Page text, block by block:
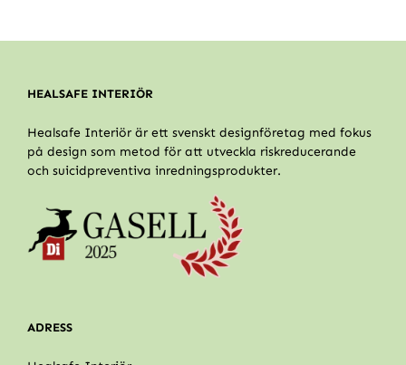
HEALSAFE INTERIÖR
Healsafe Interiör är ett svenskt designföretag med fokus
på design som metod för att utveckla riskreducerande
och suicidpreventiva inredningsprodukter.
ADRESS